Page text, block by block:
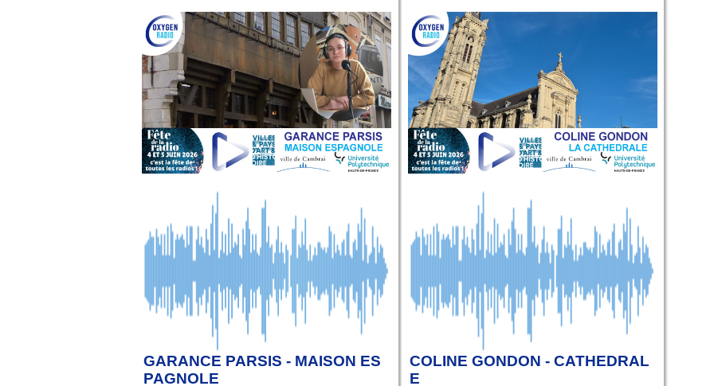
GARANCE PARSIS - MAISON ES
PAGNOLE
COLINE GONDON - CATHEDRAL
E